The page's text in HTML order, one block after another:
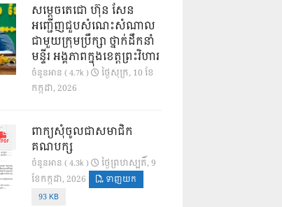
សម្តេចតេជោ ហ៊ុន សែន
អញ្ជើញជួបសំណេះសំណាល
ជាមួយក្រុមប្រឹក្សា ថ្នាក់ដឹកនាំ
មន្ទីរ អង្គភាពក្នុងខេត្តព្រះវិហារ
ចំនួនអាន ( 4.7k )
ថ្ងៃ​សុក្រ, 10 ខែ​
កក្កដា, 2026
ពាក្យសុំចូលជាសមាជិក
គណបក្ស
ចំនួនអាន ( 4.3k )
ថ្ងៃ​ព្រហស្បតិ៍, 9
ខែ​កក្កដា, 2026
ទាញយក
93 KB